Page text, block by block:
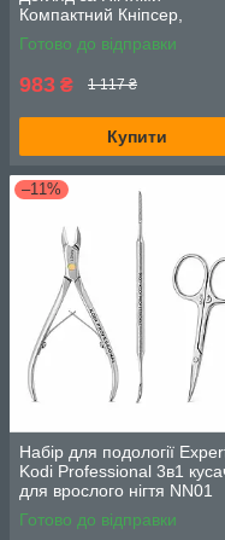
Компактний Кніпсер,
Професійна Лазерна
та Ножиці для Нігтів
Готово до відправки
983 ₴ 1 117 ₴
Купити
–11%
Набір для подології
Kodi Professional 3в1
для врослого нігтя NN01
ножиці SN01 та рашпіль
Готово до відправки